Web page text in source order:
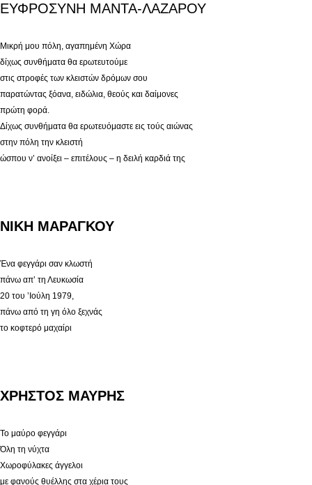
ΕΥΦΡΟΣΥΝΗ ΜΑΝΤΑ-ΛΑΖΑΡΟΥ
Μικρή μου πόλη, αγαπημένη Χώρα
δίχως συνθήματα θα ερωτευτούμε
στις στροφές των κλειστών δρόμων σου
παρατώντας ξόανα, ειδώλια, θεούς και δαίμονες
πρώτη φορά.
Δίχως συνθήματα θα ερωτευόμαστε εις τούς αιώνας
στην πόλη την κλειστή
ώσπου ν’ ανοίξει – επιτέλους – η δειλή καρδιά της
ΝΙΚΗ ΜΑΡΑΓΚΟΥ
Ένα φεγγάρι σαν κλωστή
πάνω απ’ τη Λευκωσία
20 του ’Ιούλη 1979,
πάνω από τη γη όλο ξεχνάς
το κοφτερό μαχαίρι
ΧΡΗΣΤΟΣ ΜΑΥΡΗΣ
Το μαύρο φεγγάρι
Όλη τη νύχτα
Χωροφύλακες άγγελοι
με φανούς θυέλλης στα χέρια τους